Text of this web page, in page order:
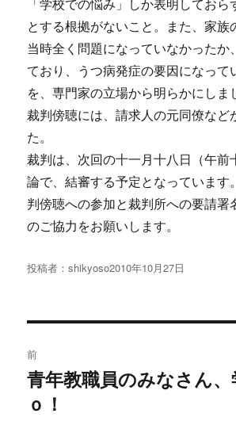
「学校での悩み」しか表明しておら
とする根拠がないこと。また、家族
当時全く問題になっていなかったか
ており、うつ病発症の要因になって
を、専門家の立場から明らかにしま
裁判傍聴には、請求人の元同僚など
た。
裁判は、次回の十一月十八日（午前
論で、結審する予定となっています
判傍聴への参加と裁判所への要請署
のご協力をお願いします。
投稿者：shikyoso投
2010年10月27日
稿
ナ
前
過
去
青年教職員のみなさん、
ｏ！